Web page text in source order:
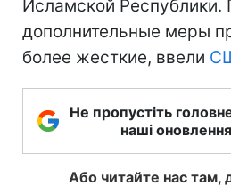
Исламской Республики.
дополнительные меры
более жесткие, ввели
Не пропустіть
наші
Або читайте нас там,